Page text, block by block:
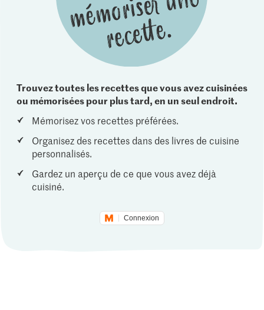
Trouvez toutes les recettes que vous avez cuisinées
ou mémorisées pour plus tard, en un seul endroit.
Mémorisez vos recettes préférées.
Organisez des recettes dans des livres de cuisine
personnalisés.
Gardez un aperçu de ce que vous avez déjà
cuisiné.
Connexion